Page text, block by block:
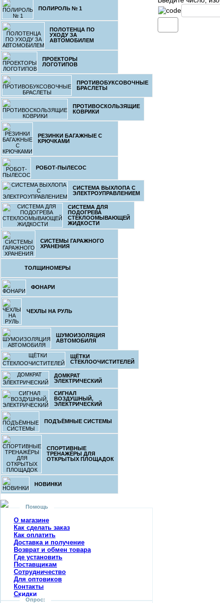
ПОЛИРОЛЬ № 1
ПОЛОТЕНЦА ПО
УХОДУ ЗА
АВТОМОБИЛЕМ
ПРОЕКТОРЫ
ЛОГОТИПОВ
ПРОТИВОБУКСОВОЧНЫЕ
БРАСЛЕТЫ
ПРОТИВОСКОЛЬЗЯЩИЕ
КОВРИКИ
РЕЗИНКИ БАГАЖНЫЕ С
КРЮЧКАМИ
РОБОТ-ПЫЛЕСОС
СИСТЕМА ВЫХЛОПА С
ЭЛЕКТРОУПРАВЛЕНИЕМ
СИСТЕМА ДЛЯ
ПОДОГРЕВА
СТЕКЛООМЫВАЮЩЕЙ
ЖИДКОСТИ
СИСТЕМЫ ГАРАЖНОГО
ХРАНЕНИЯ
ТОЛЩИНОМЕРЫ
ФОНАРИ
ЧЕХЛЫ НА РУЛЬ
ШУМОИЗОЛЯЦИЯ
АВТОМОБИЛЯ
ЩЁТКИ
СТЕКЛООЧИСТИТЕЛЕЙ
ДОМКРАТ
ЭЛЕКТРИЧЕСКИЙ
СИГНАЛ
ВОЗДУШНЫЙ,
ЭЛЕКТРИЧЕСКИЙ
ПОДЪЁМНЫЕ СИСТЕМЫ
СПОРТИВНЫЕ
ТРЕНАЖЁРЫ ДЛЯ
ОТКРЫТЫХ ПЛОЩАДОК
НОВИНКИ
Помощь
О магазине
Как сделать заказ
Как оплатить
Доставка и получение
Возврат и обмен товара
Где установить
Поставщикам
Сотрудничество
Для оптовиков
Контакты
Cкидки
Опрос: